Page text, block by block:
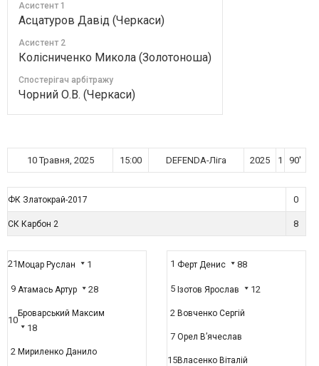
Асистент 1
Асцатуров Давід (Черкаси)
Асистент 2
Колісниченко Микола (Золотоноша)
Спостерігач арбітражу
Чорний О.В. (Черкаси)
10 Травня, 2025 15:00 DEFENDA-Ліга 2025 1 90'
ФК Златокрай-2017 0
СК Карбон 2 8
21 Моцар Руслан 1
9 Атамась Артур 28
10
Броварський Максим
18
2 Мириленко Данило
1 Ферт Денис 88
5 Ізотов Ярослав 12
2 Вовченко Сергій
7 Орел В’ячеслав
15Власенко Віталій